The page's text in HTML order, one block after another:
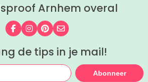
Arnhem overal
Volg ons op Facebook
Volg ons op Instagram
Volg ons op Pinterest
Mail ons
de tips in je mail!
Abonneer